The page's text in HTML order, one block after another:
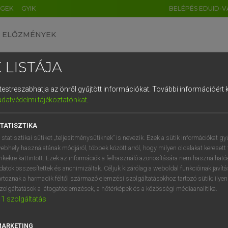
GYIK BELÉPÉS EDUID-
ELŐZMÉNYEK
nagyszótár
VAN ELŐFIZETÉSED?
megtekintéséhez.
LISTÁJA
az önről gyűjtött információkat. További információért
tájékoztatónkat.
statisztikai sütiket „teljesítménysütiknek” is nevezik. Ezek a sütik információkat
használatának módjáról, többek között arról, hogy milyen oldalakat keresett
kattintott. Ezek az információk a felhasználó azonosítására nem
összesítettek és anonimizáltak. Céljuk kizárólag a weboldal funkcióinak
a harmadik féltől származó elemzési szolgáltatásokhoz tartozó sütik;
a látogatóelemzések, a hőtérképek és a közösségi médiaanalitika.
1 szolgáltatás
DE CN FR ES IT NL
1 2 3 4 5 6 7 8 9
q w e r t z u i
a s d f g h j k l é
í y x c v b n m , .